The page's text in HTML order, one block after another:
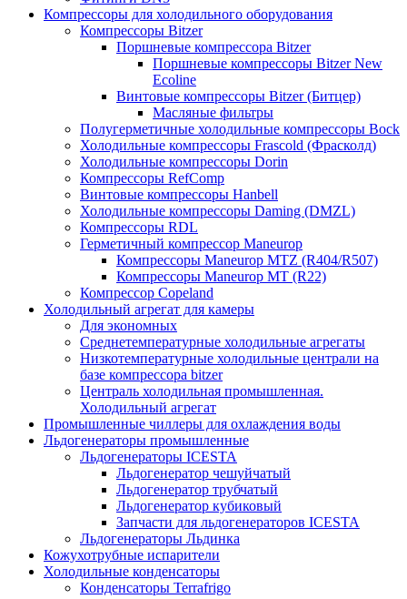
Компрессоры для холодильного оборудования
Компрессоры Bitzer
Поршневые компрессора Bitzer
Поршневые компрессоры Bitzer New
Ecoline
Винтовые компрессоры Bitzer (Битцер)
Масляные фильтры
Полугерметичные холодильные компрессоры Bock
Холодильные компрессоры Frascold (Фрасколд)
Холодильные компрессоры Dorin
Компрессоры RefComp
Винтовые компрессоры Hanbell
Холодильные компрессоры Daming (DMZL)
Компрессоры RDL
Герметичный компрессор Maneurop
Компрессоры Maneurop MTZ (R404/R507)
Компрессоры Maneurop MT (R22)
Компрессор Copeland
Холодильный агрегат для камеры
Для экономных
Среднетемпературные холодильные агрегаты
Низкотемпературные холодильные централи на
базе компрессора bitzer
Централь холодильная промышленная.
Холодильный агрегат
Промышленные чиллеры для охлаждения воды
Льдогенераторы промышленные
Льдогенераторы ICESTA
Льдогенератор чешуйчатый
Льдогенератор трубчатый
Льдогенератор кубиковый
Запчасти для льдогенераторов ICESTA
Льдогенераторы Льдинка
Кожухотрубные испарители
Холодильные конденсаторы
Конденсаторы Terrafrigo